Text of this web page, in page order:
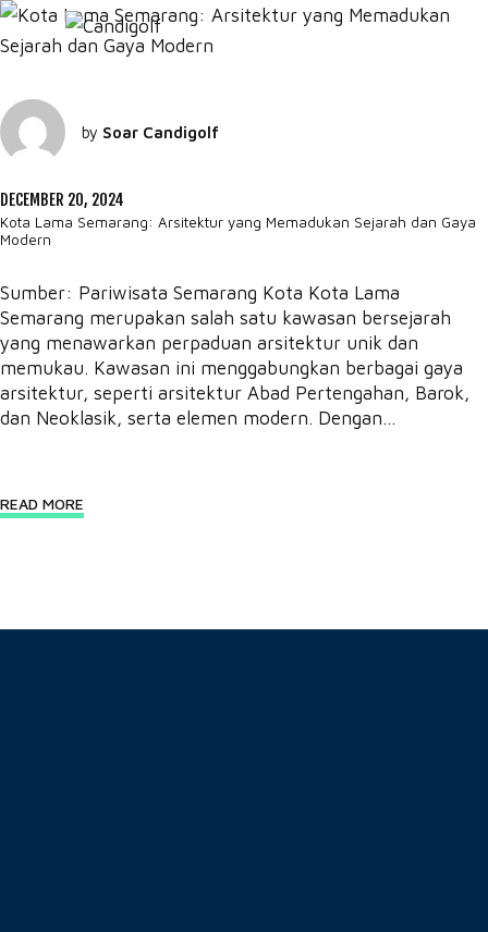
by Soar Candigolf
DECEMBER 20, 2024
Kota Lama Semarang: Arsitektur yang Memadukan Sejarah dan Gaya
Modern
Sumber: Pariwisata Semarang Kota Kota Lama
Semarang merupakan salah satu kawasan bersejarah
yang menawarkan perpaduan arsitektur unik dan
memukau. Kawasan ini menggabungkan berbagai gaya
arsitektur, seperti arsitektur Abad Pertengahan, Barok,
dan Neoklasik, serta elemen modern. Dengan...
READ MORE